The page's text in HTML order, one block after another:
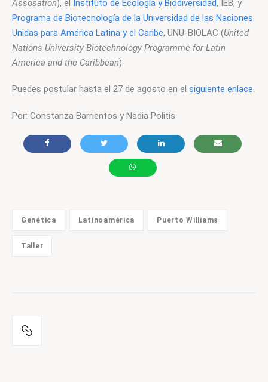
Assosation), el Instituto de Ecología y Biodiversidad, IEB, y
Programa de Biotecnología de la Universidad de las Naciones
Unidas para América Latina y el Caribe, UNU-BIOLAC (United
Nations University Biotechnology Programme for Latin
America and the Caribbean).
Puedes postular hasta el 27 de agosto en el siguiente enlace.
Por: Constanza Barrientos y Nadia Politis
Genética Latinoamérica Puerto Williams
Taller